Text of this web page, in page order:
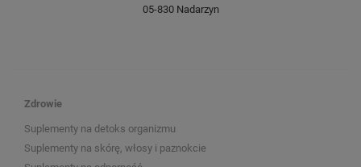
05-830 Nadarzyn
Zdrowie
Suplementy na detoks organizmu
Suplementy na skórę, włosy i paznokcie